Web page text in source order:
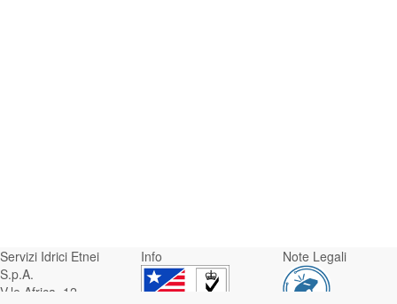
Servizi Idrici Etnei
S.p.A.
V.le Africa, 12 -
Info Note Legali